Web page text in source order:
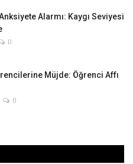
Alarmı: Kaygı Seviyesi
0
Müjde: Öğrenci Affı
0